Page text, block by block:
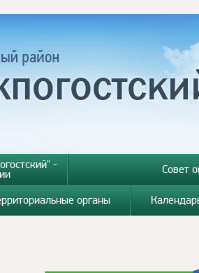
- Совет
органы